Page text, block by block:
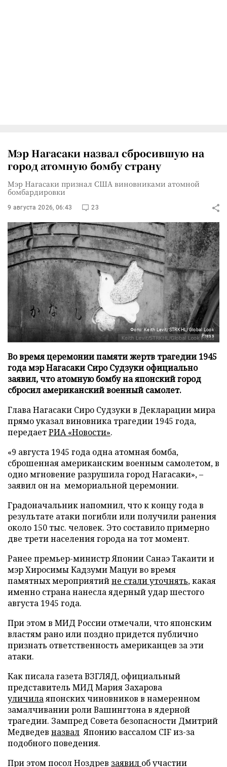
Мэр Нагасаки назвал сбросившую на
город атомную бомбу страну
Мэр Нагасаки признал США виновниками атомной
бомбардировки
9 августа 2026, 06:43 23
Фото: Keith Levit/STRKHL/Global Look
Press
Во время церемонии памяти жертв трагедии 1945
года мэр Нагасаки Сиро Судзуки официально
заявил, что атомную бомбу на японский город
сбросил американский военный самолет.
Глава Нагасаки Сиро Судзуки в Декларации мира
прямо указал виновника трагедии 1945 года,
передаетРИА «Новости».
«9 августа 1945 года одна атомная бомба,
сброшенная американским военным самолетом, в
одно мгновение разрушила город Нагасаки», –
заявил он на мемориальной церемонии.
Градоначальник напомнил, что к концу года в
результате атаки погибли или получили ранения
около 150 тыс. человек. Это составило примерно
две трети населения города на тот момент.
Ранее премьер-министр Японии Санаэ Такаити и
мэр Хиросимы Кадзуми Мацуи во время
памятных мероприятийне стали уточнять, какая
именно страна нанесла ядерный удар шестого
августа 1945 года.
При этом в МИД России отмечали, что японским
властям рано или поздно придется публично
признать ответственность американцев за эти
атаки.
Как писала газета ВЗГЛЯД, официальный
представитель МИД Мария Захарова
уличилаяпонских чиновников в намеренном
замалчивании роли Вашингтона в ядерной
трагедии. Зампред Совета безопасности Дмитрий
Медведев назвал Японию вассалом CIF из-за
подобного поведения.
При этом посол Ноздрев заявил об участии